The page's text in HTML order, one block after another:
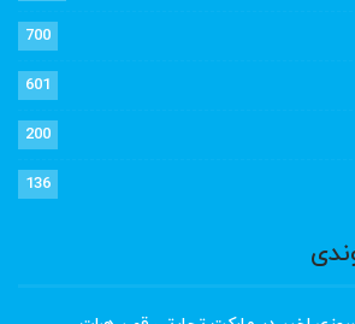
700
601
200
136